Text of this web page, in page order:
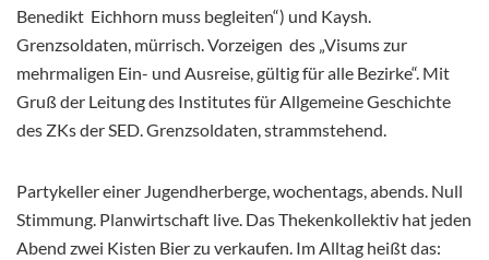
Benedikt Eichhorn muss begleiten“) und Kaysh.
Grenzsoldaten, mürrisch. Vorzeigen des „Visums zur
mehrmaligen Ein- und Ausreise, gültig für alle Bezirke“. Mit
Gruß der Leitung des Institutes für Allgemeine Geschichte
des ZKs der SED. Grenzsoldaten, strammstehend.
Partykeller einer Jugendherberge, wochentags, abends. Null
Stimmung. Planwirtschaft live. Das Thekenkollektiv hat jeden
Abend zwei Kisten Bier zu verkaufen. Im Alltag heißt das: